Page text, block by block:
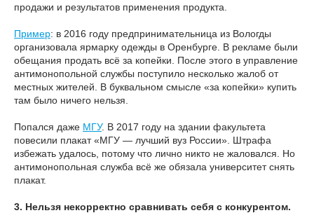
продажи и результатов применения продукта.
Пример: в 2016 году предпринимательница из Вологды
организовала ярмарку одежды в Оренбурге. В рекламе были
обещания продать всё за копейки. После этого в управление
антимонопольной службы поступило несколько жалоб от
местных жителей. В буквальном смысле «за копейки» купить
там было ничего нельзя.
Попался даже МГУ. В 2017 году на здании факультета
повесили плакат «МГУ — лучший вуз России». Штрафа
избежать удалось, потому что лично никто не жаловался. Но
антимонопольная служба всё же обязала университет снять
плакат.
3. Нельзя некорректно сравнивать себя с конкурентом.